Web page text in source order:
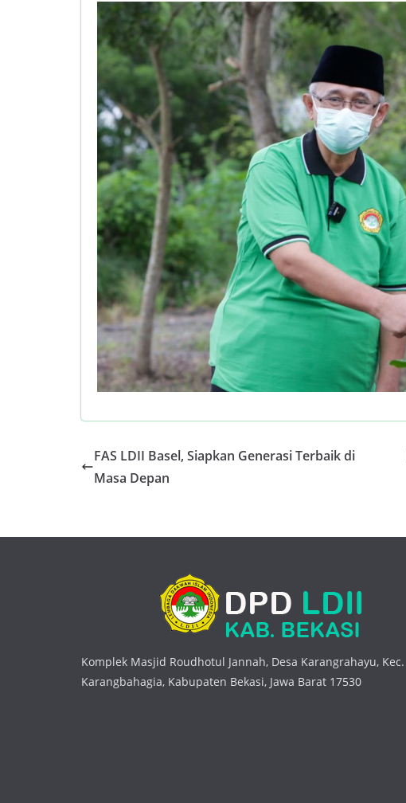
FAS LDII Basel, Siapkan Generasi Terbaik di
Masa Depan
Komplek Masjid Roudhotul Jannah, Desa Karangrahayu, Kec.
Karangbahagia, Kabupaten Bekasi, Jawa Barat 17530